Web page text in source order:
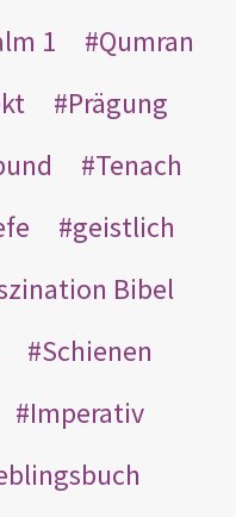
1
Qumran
Prägung
Tenach
geistlich
Bibel
Schienen
Imperativ